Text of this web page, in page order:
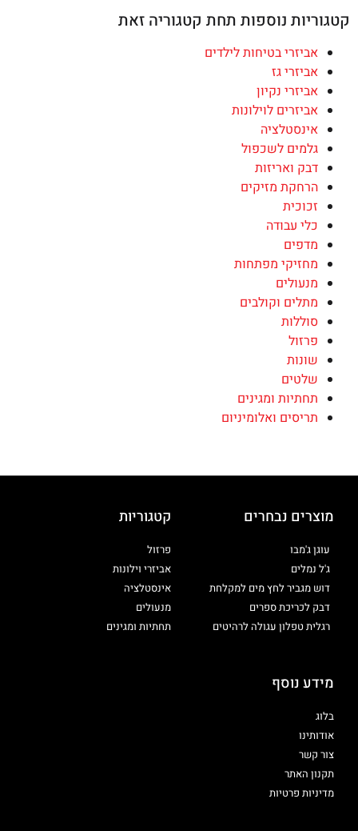
קטגוריות נוספות תחת קטגוריה זאת
אביזרי בטיחות לילדים
אביזרי גז
אביזרי נקיון
אביזרים לוילונות
אינסטלציה
גלמים לשכפול
דבק ואריזות
הרחקת מזיקים
זכוכית
כלי עבודה
מדפים
מחזיקי מפתחות
מנעולים
מתלים וקולבים
סוללות
פרזול
שונות
שלטים
תחתיות ומגינים
תריסים ואלומיניום
מוצרים נבחרים
עוגן ג'מבו
ג'ל נמלים
דוש מגביר לחץ מים למקלחת
דבק לכריכת ספרים
רגלית טפלון עגולה לרהיטים
קטגוריות
פרזול
אביזרי וילונות
אינסטלציה
מנעולים
תחתיות ומגינים
מידע נוסף
בלוג
אודותינו
צור קשר
תקנון האתר
מדיניות פרטיות